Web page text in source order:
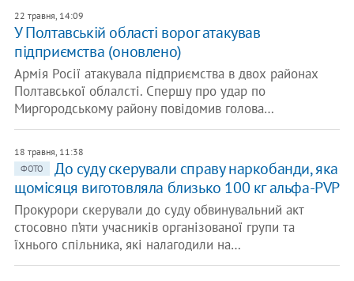
22 травня, 14:09
У Полтавській області ворог атакував
підприємства (оновлено)
Армія Росії атакувала підприємства в двох районах
Полтавської облалсті. Спершу про удар по
Миргородському району повідомив голова…
18 травня, 11:38
ФОТО
До суду скерували справу наркобанди, яка
щомісяця виготовляла близько 100 кг альфа-PVP
Прокурори скерували до суду обвинувальний акт
стосовно п’яти учасників організованої групи та
їхнього спільника, які налагодили на…